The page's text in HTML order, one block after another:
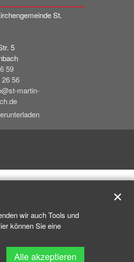
St.
5
59
56
martin-
wir auch Tools und
können Sie eine
Alle akzeptieren
✕